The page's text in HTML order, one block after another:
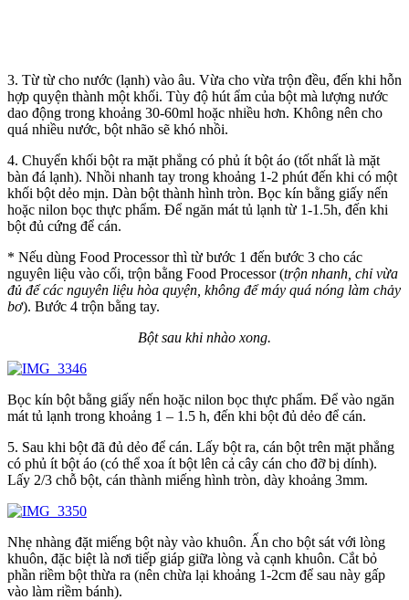
3. Từ từ cho nước (lạnh) vào âu. Vừa cho vừa trộn đều, đến khi hỗn
hợp quyện thành một khối. Tùy độ hút ẩm của bột mà lượng nước
dao động trong khoảng 30-60ml hoặc nhiều hơn. Không nên cho
quá nhiều nước, bột nhão sẽ khó nhồi.
4. Chuyển khối bột ra mặt phẳng có phủ ít bột áo (tốt nhất là mặt
bàn đá lạnh). Nhồi nhanh tay trong khoảng 1-2 phút đến khi có một
khối bột dẻo mịn. Dàn bột thành hình tròn. Bọc kín bằng giấy nến
hoặc nilon bọc thực phẩm. Để ngăn mát tủ lạnh từ 1-1.5h, đến khi
bột đủ cứng để cán.
* Nếu dùng Food Processor thì từ bước 1 đến bước 3 cho các
nguyên liệu vào cối, trộn bằng Food Processor (trộn nhanh, chỉ vừa
đủ để các nguyên liệu hòa quyện, không để máy quá nóng làm chảy
bơ). Bước 4 trộn bằng tay.
Bột sau khi nhào xong.
Bọc kín bột bằng giấy nến hoặc nilon bọc thực phẩm. Để vào ngăn
mát tủ lạnh trong khoảng 1 – 1.5 h, đến khi bột đủ dẻo để cán.
5. Sau khi bột đã đủ dẻo để cán. Lấy bột ra, cán bột trên mặt phẳng
có phủ ít bột áo (có thể xoa ít bột lên cả cây cán cho đỡ bị dính).
Lấy 2/3 chỗ bột, cán thành miếng hình tròn, dày khoảng 3mm.
Nhẹ nhàng đặt miếng bột này vào khuôn. Ấn cho bột sát với lòng
khuôn, đặc biệt là nơi tiếp giáp giữa lòng và cạnh khuôn. Cắt bỏ
phần riềm bột thừa ra (nên chừa lại khoảng 1-2cm để sau này gấp
vào làm riềm bánh).